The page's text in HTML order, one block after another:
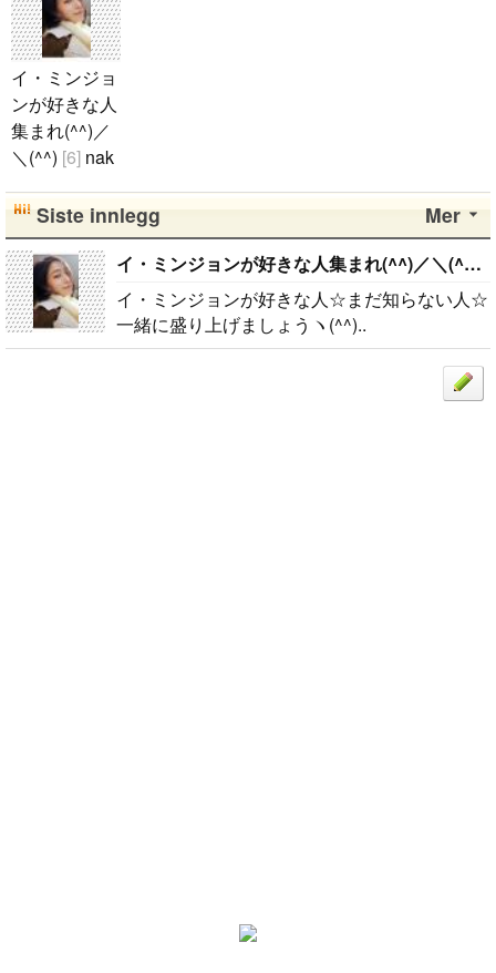
イ・ミンジョ
ンが好きな人
集まれ(^^)／
＼(^^) [6] nak
0.16
イ・ミンジョ
ンが好きな人
☆まだ知らな
い人☆一緒に
盛り上げまし
Mer
Siste innlegg
イ・ミンジョンが好きな人集まれ(^^)／＼(^^)
イ・ミンジョンが好きな人☆まだ知らない人☆
一緒に盛り上げましょうヽ(^^)..